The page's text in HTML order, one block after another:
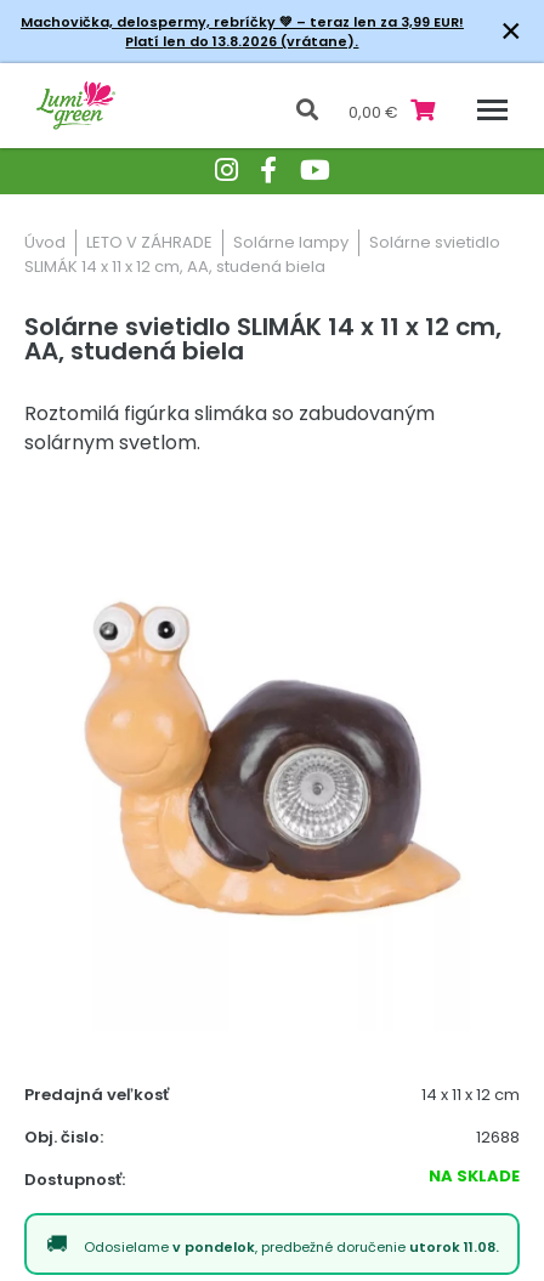
Machovička, delospermy, rebríčky💚 – teraz len za 3,99 EUR!
Platí len do 13.8.2026 (vrátane).
×
0,00 €
Úvod LETO V ZÁHRADE Solárne lampy
Solárne svietidlo
SLIMÁK 14 x 11 x 12 cm, AA, studená biela
Solárne svietidlo SLIMÁK 14 x 11 x 12 cm,
AA, studená biela
Roztomilá figúrka slimáka so zabudovaným
solárnym svetlom.
Predajná veľkosť
14 x 11 x 12 cm
Obj. čislo:
12688
Dostupnosť:
NA SKLADE
Odosielamev pondelok, predbežné doručenie utorok 11.08.